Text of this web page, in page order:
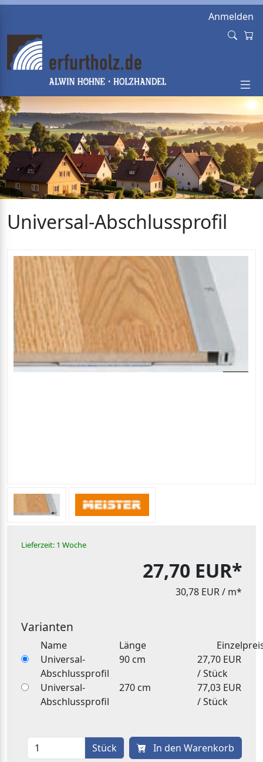
Anmelden
Universal-Abschlussprofil
Lieferzeit: 1 Woche
27,70 EUR*
30,78 EUR/ m*
Varianten
Name Länge
Universal-
Abschlussprofil
90 cm
27,70 EUR
/ Stück
Universal-
Abschlussprofil
270 cm
77,03 EUR
/ Stück
Stück In den Warenkorb